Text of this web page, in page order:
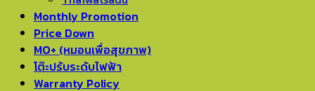
Monthly Promotion
Price Down
MO+ (หมอนเพื่อสุขภาพ)
โต๊ะปรับระดับไฟฟ้า
Warranty Policy